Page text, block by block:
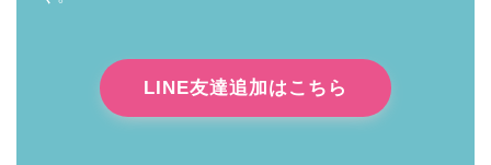
LINE友達追加はこちら